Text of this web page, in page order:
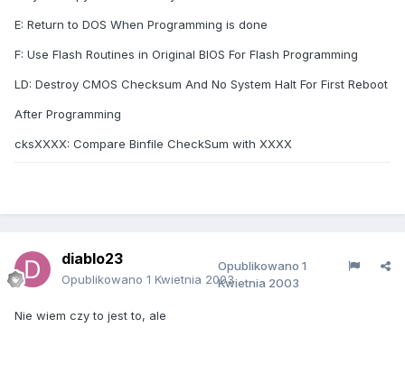
E: Return to DOS When Programming is done
F: Use Flash Routines in Original BIOS For Flash Programming
LD: Destroy CMOS Checksum And No System Halt For First Reboot
After Programming
cksXXXX: Compare Binfile CheckSum with XXXX
diablo23
Opublikowano 1 Kwietnia 2003
Opublikowano 1
Kwietnia 2003
Nie wiem czy to jest to, ale